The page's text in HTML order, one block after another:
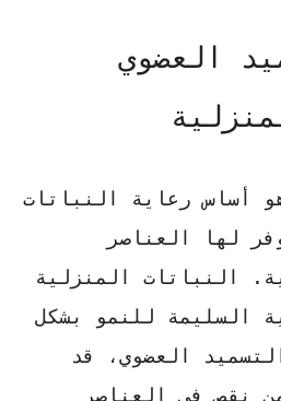
العضوي
أساس رعاية النباتات
لها العناصر
النباتات المنزلية
السليمة للنمو بشكل
العضوي، قد
نقص في العناصر